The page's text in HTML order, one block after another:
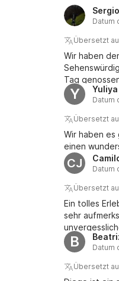
Sergio
Datum
Übersetzt
Wir haben
Tag
Y Yuliya
Datum
Übersetzt
Wir haben
einen
CJ Datum
Übersetzt
Ein tolles
sehr
B Datum
Übersetzt